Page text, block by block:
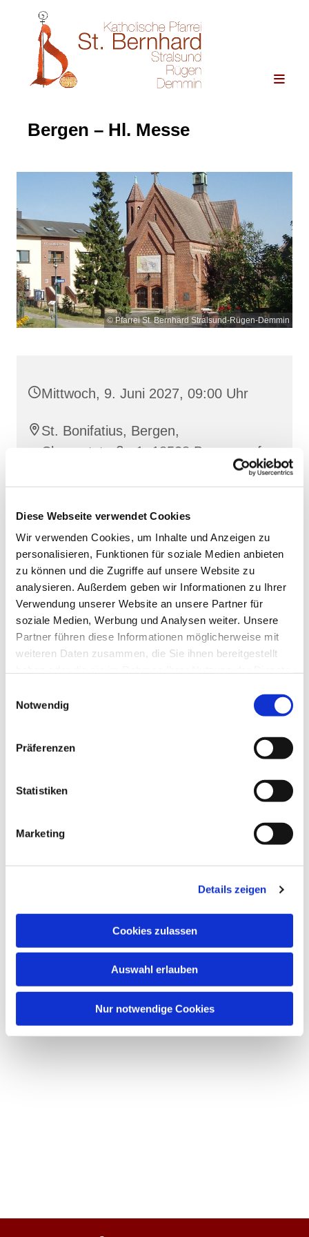
Diese Webseite verwendet Cookies
Wir verwenden Cookies, um Inhalte und Anzeigen zu
personalisieren, Funktionen für soziale Medien anbieten
zu können und die Zugriffe auf unsere Website zu
analysieren. Außerdem geben wir Informationen zu Ihrer
Verwendung unserer Website an unsere Partner für
soziale Medien, Werbung und Analysen weiter. Unsere
Partner führen diese Informationen möglicherweise mit
weiteren Daten zusammen, die Sie ihnen bereitgestellt
Notwendig
Präferenzen
Statistiken
Marketing
Details zeigen
Cookies zulassen
Auswahl erlauben
Nur notwendige Cookies
Bergen – Hl. Messe
© Pfarrei St. Bernhard Stralsund-Rügen-Demmin
Mittwoch, 9. Juni 2027, 09:00 Uhr
St. Bonifatius, Bergen,
Clementstraße 1, 18528 Bergen auf